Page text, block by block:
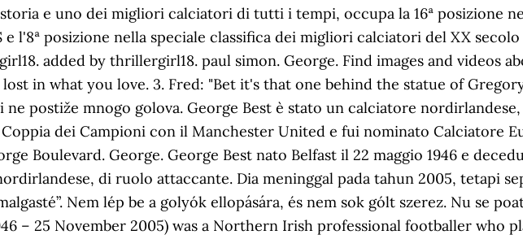
e uno dei migliori calciatori di tutti i tempi, occupa la 16ª posizione
l'8ª posizione nella speciale classifica dei migliori calciatori del XX
added by thrillergirl18. paul simon. George. Find images and videos
in what you love. 3. Fred: "Bet it's that one behind the statue of
postiže mnogo golova. George Best è stato un calciatore
dei Campioni con il Manchester United e fui nominato Calciatore
Boulevard. George. George Best nato Belfast il 22 maggio 1946 e
di ruolo attaccante. Dia meninggal pada tahun 2005, tetapi
Nem lép be a golyók ellopására, és nem sok gólt szerez. Nu se
– 25 November 2005) was a Northern Irish professional footballer who